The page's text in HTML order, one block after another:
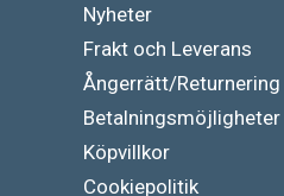
Nyheter
Frakt och Leverans
Ångerrätt/Returnering
Betalningsmöjligheter
Köpvillkor
Cookiepolitik